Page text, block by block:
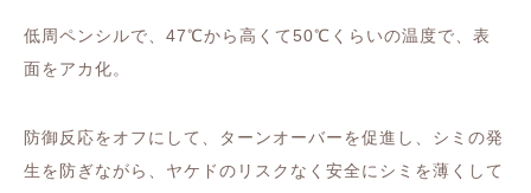
低周ペンシルで、47℃から高くて50℃くらいの温度で、表
面をアカ化。
防御反応をオフにして、ターンオーバーを促進し、シミの発
生を防ぎながら、ヤケドのリスクなく安全にシミを薄くして